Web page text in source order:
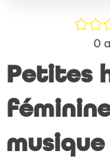
/5
0
Petites
musique